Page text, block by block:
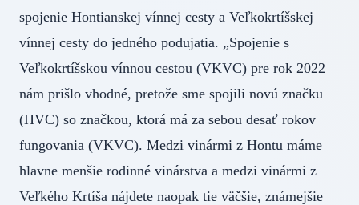
spojenie Hontianskej vínnej cesty a Veľkokrtíšskej
vínnej cesty do jedného podujatia. „Spojenie s
Veľkokrtíšskou vínnou cestou (VKVC) pre rok 2022
nám prišlo vhodné, pretože sme spojili novú značku
(HVC) so značkou, ktorá má za sebou desať rokov
fungovania (VKVC). Medzi vinármi z Hontu máme
hlavne menšie rodinné vinárstva a medzi vinármi z
Veľkého Krtíša nájdete naopak tie väčšie, známejšie